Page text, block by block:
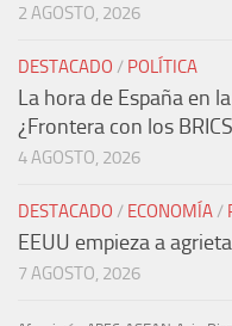
2 AGOSTO, 2026
DESTACADO / POLÍTICA
La hora de España en
¿Frontera con los
4 AGOSTO, 2026
DESTACADO / ECONOMÍA/
EEUU empieza a
7 AGOSTO, 2026